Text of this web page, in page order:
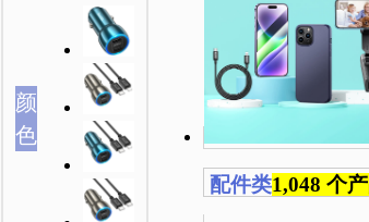
颜
色
配件类1,048 个